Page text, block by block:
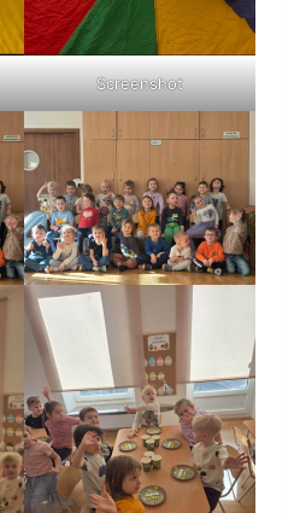
Screenshot